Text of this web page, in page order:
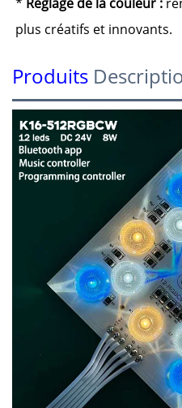
plus créatifs et innovants.
Produits